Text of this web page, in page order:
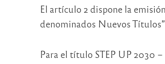
El artículo 2 dispone la
denominados Nuevos
Para el título STEP UP 2030